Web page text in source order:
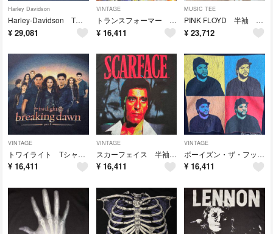
Harley Davidson
Harley-Davidson Tシャツ アリゲーター フレイム 炎 引き裂き
¥ 29,081
VINTAGE
トランスフォーマー Tシャツ アニメT ムービー プリント ガルバトロン 宇宙船
¥ 16,411
MUSIC TEE
PINK FLOYD 半袖 Tシャツ ウマグマ アルバムジャケ写 バンT
¥ 23,712
VINTAGE
トワイライト Tシャツ カレン一族 ヴァンパイア 人狼 ムービー コピーライト
¥ 16,411
VINTAGE
スカーフェイス 半袖 Tシャツ アルパチーノ 83年映画 ムービー プリント 黒
¥ 16,411
VINTAGE
ボーイズン・ザ・フッド 半袖 Tシャツ ムービー 92年映画 黒人 プリント
¥ 16,411